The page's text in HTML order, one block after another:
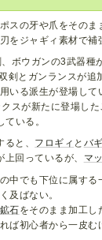
スの牙や爪をそのま
をジャギィ素材で
ボウガンの3武器種
剣とガンランスが追
いる派生が登場して
スが新たに登場した
いる。
と、 フロギィ と バ
回っているが、 マ
中でも下位に属する
及ばない。
鉱石をそのまま加工し
ば初心者から一皮む